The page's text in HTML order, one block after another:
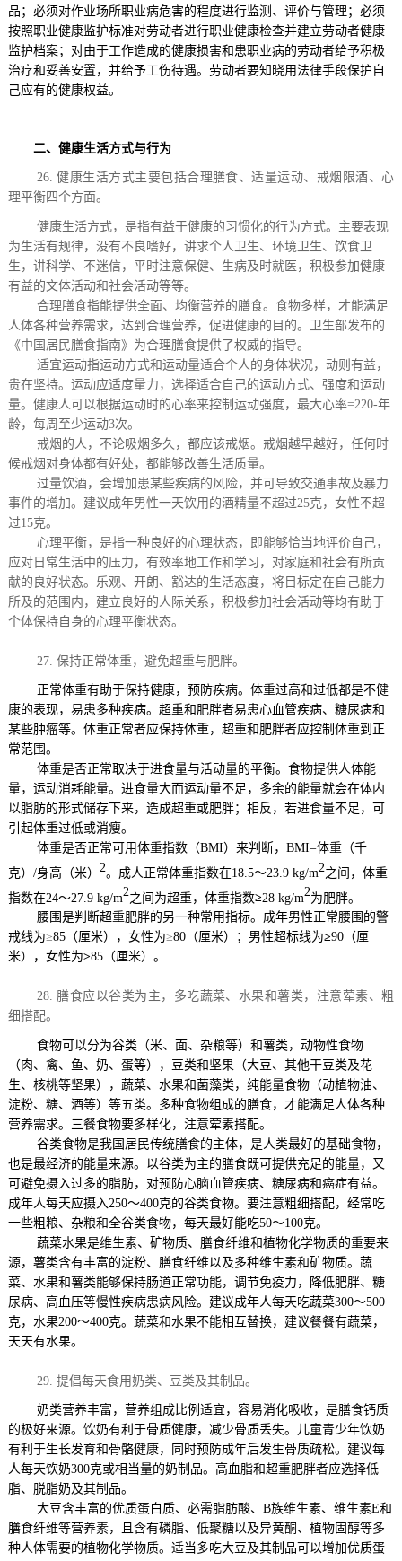
品；必须对作业场所职业病危害的程度进行监测、评价与管理；必须
按照职业健康监护标准对劳动者进行职业健康检查并建立劳动者健康
监护档案；对由于工作造成的健康损害和患职业病的劳动者给予积极
治疗和妥善安置，并给予工伤待遇。劳动者要知晓用法律手段保护自
己应有的健康权益。
二、健康生活方式与行为
26. 健康生活方式主要包括合理膳食、适量运动、戒烟限酒、心
理平衡四个方面。
健康生活方式，是指有益于健康的习惯化的行为方式。主要表现
为生活有规律，没有不良嗜好，讲求个人卫生、环境卫生、饮食卫
生，讲科学、不迷信，平时注意保健、生病及时就医，积极参加健康
有益的文体活动和社会活动等等。
合理膳食指能提供全面、均衡营养的膳食。食物多样，才能满足
人体各种营养需求，达到合理营养，促进健康的目的。卫生部发布的
《中国居民膳食指南》为合理膳食提供了权威的指导。
适宜运动指运动方式和运动量适合个人的身体状况，动则有益，
贵在坚持。运动应适度量力，选择适合自己的运动方式、强度和运动
量。健康人可以根据运动时的心率来控制运动强度， 最大心率=220-年
龄，每周至少运动3次。
戒烟的人，不论吸烟多久，都应该戒烟。戒烟越早越好，任何时
候戒烟对身体都有好处，都能够改善生活质量。
过量饮酒，会增加患某些疾病的风险，并可导致交通事故及暴力
事件的增加。建议成年男性一天饮用的酒精量不超过25克，女性不超
过15克。
心理平衡，是指一种良好的心理状态，即能够恰当地评价自己，
应对日常生活中的压力，有效率地工作和学习，对家庭和社会有所贡
献的良好状态。乐观、开朗、豁达的生活态度，将目标定在自己能力
所及的范围内，建立良好的人际关系，积极参加社会活动等均有助于
个体保持自身的心理平衡状态。
27. 保持正常体重，避免超重与肥胖。
正常体重有助于保持健康，预防疾病。体重过高和过低都是不健
康的表现，易患多种疾病。超重和肥胖者易患心血管疾病、糖尿病和
某些肿瘤等。体重正常者应保持体重，超重和肥胖者应控制体重到正
常范围。
体重是否正常取决于进食量与活动量的平衡。食物提供人体能
量，运动消耗能量。进食量大而运动量不足，多余的能量就会在体内
以脂肪的形式储存下来，造成超重或肥胖；相反，若进食量不足，可
引起体重过低或消瘦。
体重是否正常可用体重指数（BMI）来判断， BMI=体重（千
克） /身高（米） 2。成人正常体重指数在18.5～23.9 kg/m2之间，体重
指数在24～27.9 kg/m2之间为超重，体重指数≥28 kg/m2为肥胖。
腰围是判断超重肥胖的另一种常用指标。成年男性正常腰围的警
戒线为≥85（厘米），女性为≥80（厘米）；男性超标线为≥90（厘
米），女性为≥85（厘米）。
28. 膳食应以谷类为主，多吃蔬菜、水果和薯类，注意荤素、粗
细搭配。
食物可以分为谷类（米、面、杂粮等）和薯类，动物性食物
（肉、禽、鱼、奶、蛋等），豆类和坚果（大豆、其他干豆类及花
生、核桃等坚果），蔬菜、水果和菌藻类，纯能量食物（动植物油、
淀粉、糖、酒等）等五类。多种食物组成的膳食，才能满足人体各种
营养需求。三餐食物要多样化，注意荤素搭配。
谷类食物是我国居民传统膳食的主体，是人类最好的基础食物，
也是最经济的能量来源。以谷类为主的膳食既可提供充足的能量，又
可避免摄入过多的脂肪，对预防心脑血管疾病、糖尿病和癌症有益。
成年人每天应摄入 250～400克的谷类食物。要注意粗细搭配，经常吃
一些粗粮、杂粮和全谷类食物，每天最好能吃50～100克。
蔬菜水果是维生素、矿物质、膳食纤维和植物化学物质的重要来
源，薯类含有丰富的淀粉、膳食纤维以及多种维生素和矿物质。蔬
菜、水果和薯类能够保持肠道正常功能，调节免疫力，降低肥胖、糖
尿病、高血压等慢性疾病患病风险。建议成年人每天吃蔬菜300～500
克，水果200～400克。蔬菜和水果不能相互替换，建议餐餐有蔬菜，
天天有水果。
29. 提倡每天食用奶类、豆类及其制品。
奶类营养丰富，营养组成比例适宜，容易消化吸收，是膳食钙质
的极好来源。饮奶有利于骨质健康，减少骨质丢失。儿童青少年饮奶
有利于生长发育和骨骼健康，同时预防成年后发生骨质疏松。建议每
人每天饮奶300克或相当量的奶制品。高血脂和超重肥胖者应选择低
脂、脱脂奶及其制品。
大豆含丰富的优质蛋白质、必需脂肪酸、 B族维生素、维生素E和
膳食纤维等营养素，且含有磷脂、低聚糖以及异黄酮、植物固醇等多
种人体需要的植物化学物质。适当多吃大豆及其制品可以增加优质蛋